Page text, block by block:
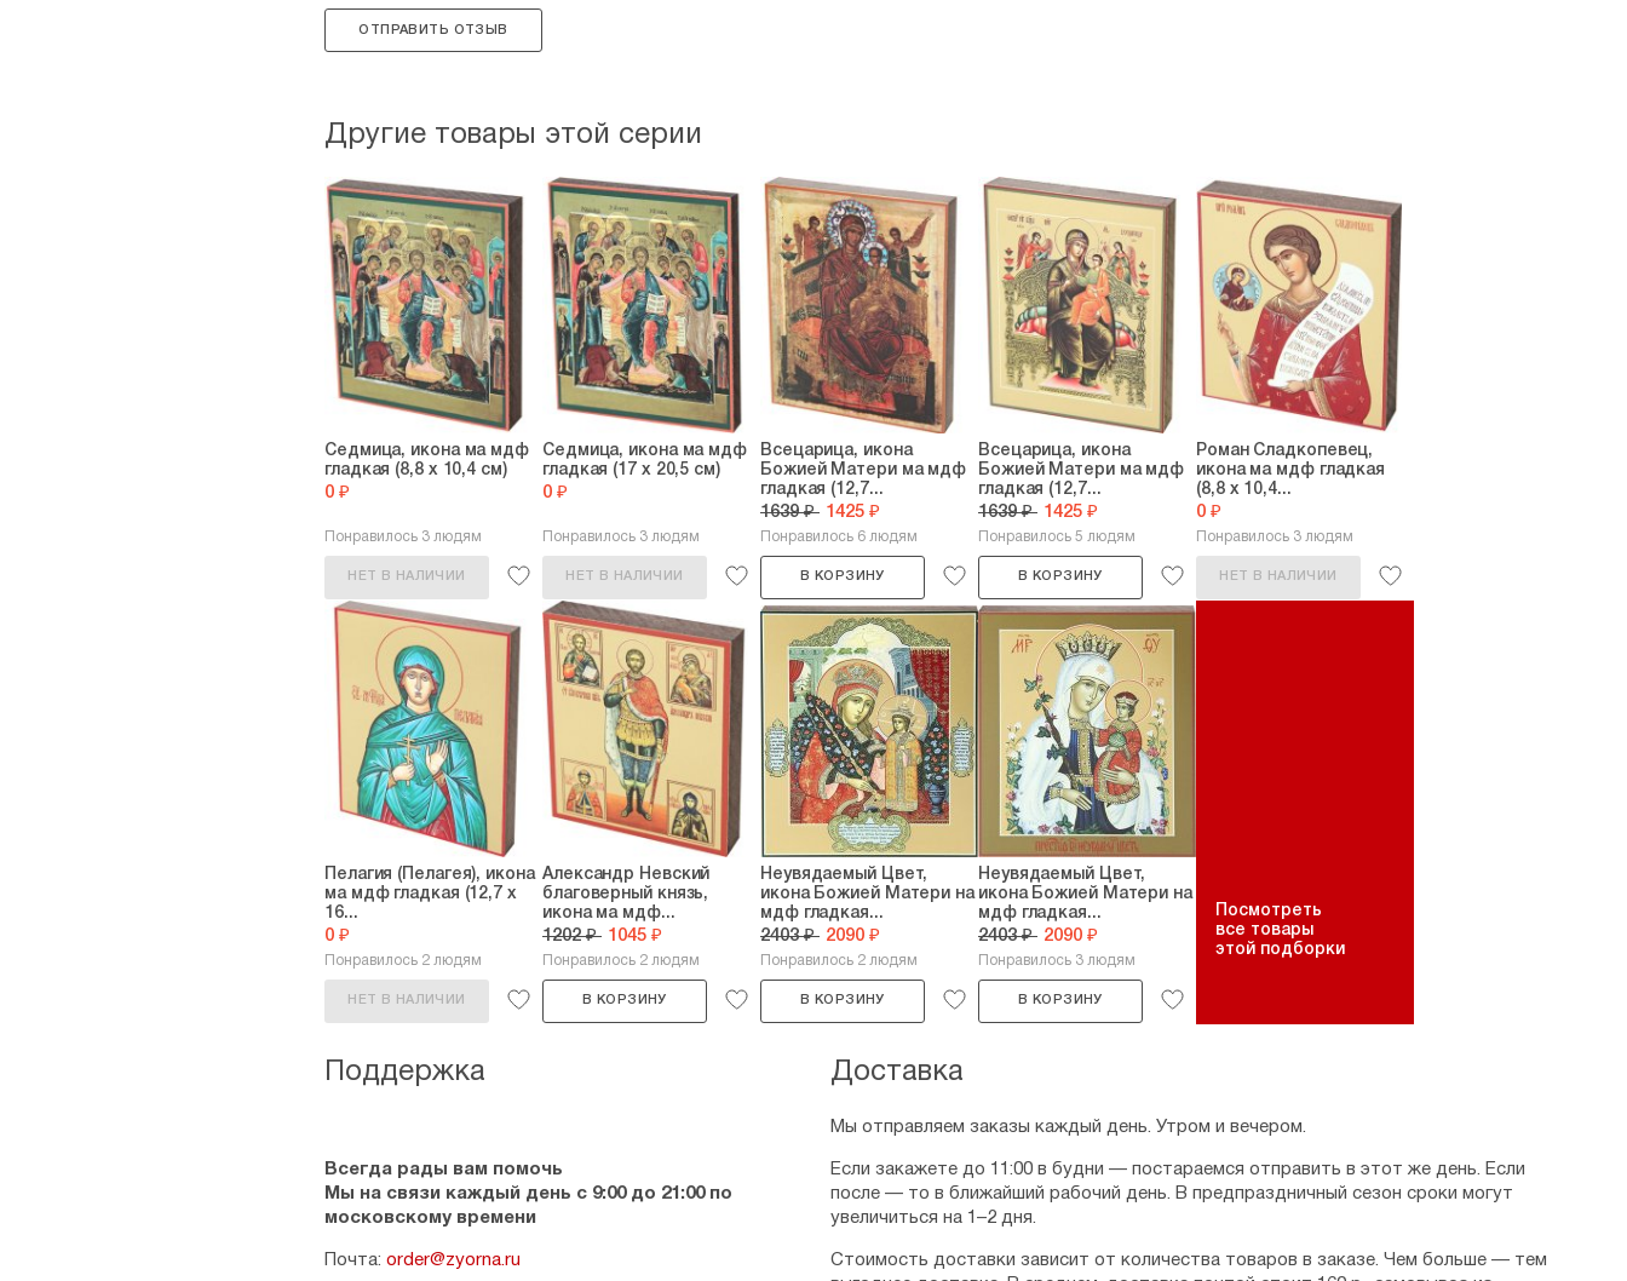
ОТПРАВИТЬ ОТЗЫВ
Другие товары этой серии
Седмица, икона ма мдф
гладкая (8,8 х 10,4 см)
0 ₽
Понравилось 3 людям
НЕТ В НАЛИЧИИ
Седмица, икона ма мдф
гладкая (17 х 20,5 см)
0 ₽
Понравилось 3 людям
НЕТ В НАЛИЧИИ
Всецарица, икона
Божией Матери ма мдф
гладкая (12,7...
1639 ₽ 1425 ₽
Понравилось 6 людям
В КОРЗИНУ
Всецарица, икона
Божией Матери ма мдф
гладкая (12,7...
1639 ₽ 1425 ₽
Понравилось 5 людям
В КОРЗИНУ
Роман Сладкопевец,
икона ма мдф гладкая
(8,8 х 10,4...
0 ₽
Понравилось 3 людям
НЕТ В НАЛИЧИИ
Пелагия (Пелагея), икона
ма мдф гладкая (12,7 х
16...
0 ₽
Понравилось 2 людям
НЕТ В НАЛИЧИИ
Александр Невский
благоверный князь,
икона ма мдф...
1202 ₽ 1045 ₽
Понравилось 2 людям
В КОРЗИНУ
Неувядаемый Цвет,
икона Божией Матери на
мдф гладкая...
2403 ₽ 2090 ₽
Понравилось 2 людям
В КОРЗИНУ
Неувядаемый Цвет,
икона Божией Матери на
мдф гладкая...
2403 ₽ 2090 ₽
Понравилось 3 людям
В КОРЗИНУ
Посмотреть
все товары
этой подборки
Поддержка
Всегда рады вам помочь
Мы на связи каждый день с 9:00 до 21:00 по
московскому времени
Почта: order@zyorna.ru
Доставка
Мы отправляем заказы каждый день. Утром и вечером.
Если закажете до 11:00 в будни — постараемся отправить в этот же день. Если
после — то в ближайший рабочий день. В предпраздничный сезон сроки могут
увеличиться на 1–2 дня.
Стоимость доставки зависит от количества товаров в заказе. Чем больше — тем